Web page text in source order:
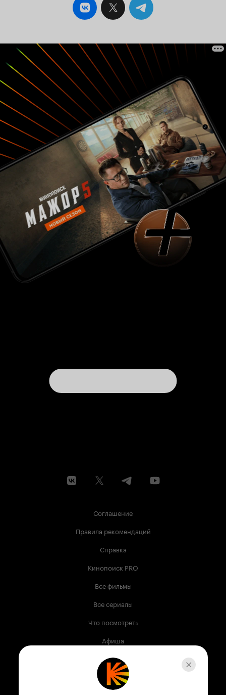
Соглашение
Правила рекомендаций
Справка
Кинопоиск PRO
Все фильмы
Все сериалы
Что посмотреть
Афиша
Музыка
Телепрограмма